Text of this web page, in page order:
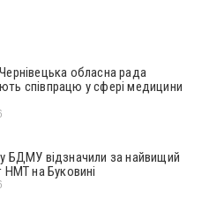
обласна рада
співпрацю у сфері медицини
БДМУ відзначили за найвищий
НМТ на Буковині